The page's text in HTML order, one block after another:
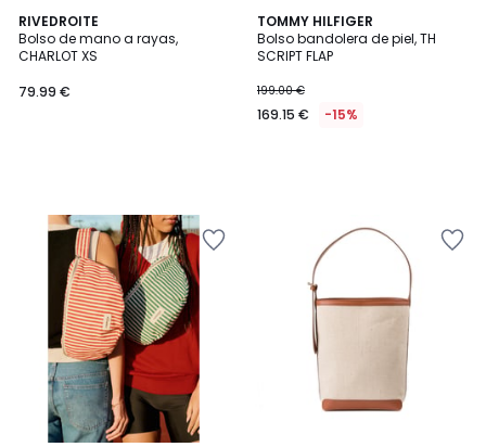
RIVEDROITE
Bolso de mano a rayas,
CHARLOT XS
79.99 €
TOMMY HILFIGER
Bolso bandolera de piel, TH
SCRIPT FLAP
199.00 €
169.15 € -15%